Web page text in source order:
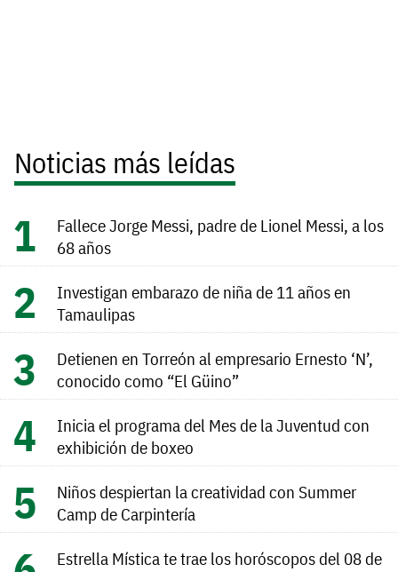
Noticias más leídas
Fallece Jorge Messi, padre de Lionel Messi, a los
68 años
Investigan embarazo de niña de 11 años en
Tamaulipas
Detienen en Torreón al empresario Ernesto ‘N’,
conocido como “El Güino”
Inicia el programa del Mes de la Juventud con
exhibición de boxeo
Niños despiertan la creatividad con Summer
Camp de Carpintería
Estrella Mística te trae los horóscopos del 08 de